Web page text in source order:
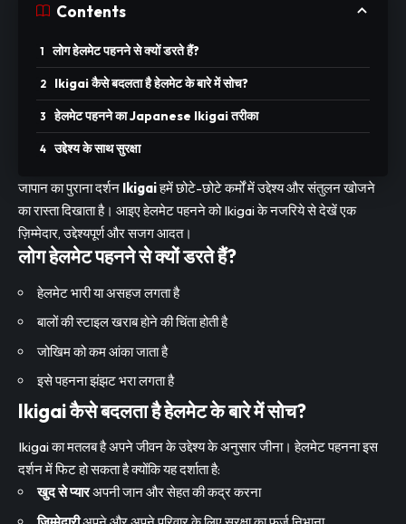
Contents
लोग हेलमेट पहनने से क्यों डरते हैं?
Ikigai कैसे बदलता है हेलमेट के बारे में सोच?
हेलमेट पहनने का Japanese Ikigai तरीका
उद्देश्य के साथ सुरक्षा
जापान का पुराना दर्शन Ikigaiहमें छोटे-छोटे कर्मों में उद्देश्य और संतुलन खोजने
का रास्ता दिखाता है। आइए हेलमेट पहनने को Ikigai के नजरिये से देखें एक
ज़िम्मेदार, उद्देश्यपूर्ण और सजग आदत।
लोग हेलमेट पहनने से क्यों डरते हैं?
हेलमेट भारी या असहज लगता है
बालों की स्टाइल खराब होने की चिंता होती है
जोखिम को कम आंका जाता है
इसे पहनना झंझट भरा लगता है
Ikigai कैसे बदलता है हेलमेट के बारे में सोच?
Ikigai का मतलब है अपने जीवन के उद्देश्य के अनुसार जीना। हेलमेट पहनना इस
दर्शन में फिट हो सकता है क्योंकि यह दर्शाता है:
खुद से प्यारअपनी जान और सेहत की कद्र करना